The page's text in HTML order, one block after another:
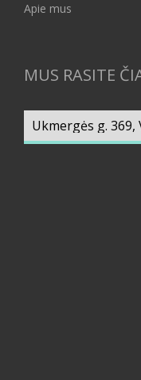
Apie mus
MUS RASITE